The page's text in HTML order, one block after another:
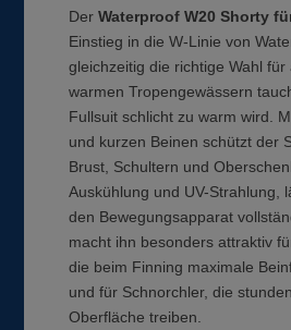
DerWaterproof W20 Shorty
Einstieg in die W-Linie von
gleichzeitig die richtige Wahl
warmen Tropengewässern
Fullsuit schlicht zu warm wird.
und kurzen Beinen schützt der
Brust, Schultern und
Auskühlung und UV-Strahlung,
den Bewegungsapparat
macht ihn besonders attraktiv
die beim Finning maximale
und für Schnorchler, die
Oberfläche treiben.